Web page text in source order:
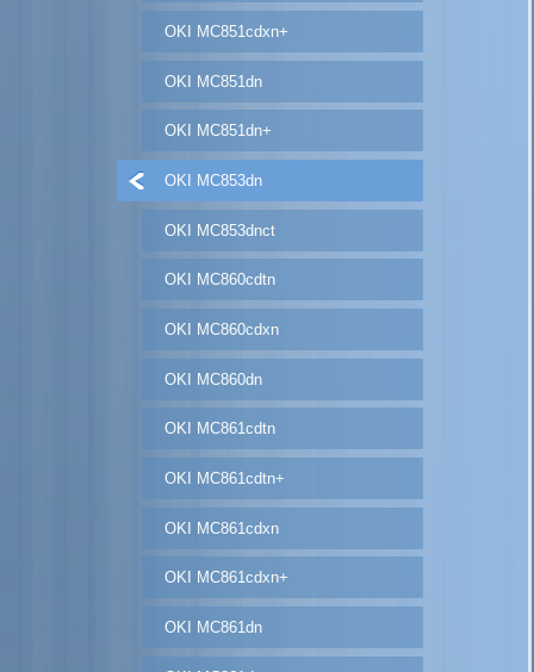
OKI MC851cdxn+
OKI MC851dn
OKI MC851dn+
OKI MC853dn
OKI MC853dnct
OKI MC860cdtn
OKI MC860cdxn
OKI MC860dn
OKI MC861cdtn
OKI MC861cdtn+
OKI MC861cdxn
OKI MC861cdxn+
OKI MC861dn